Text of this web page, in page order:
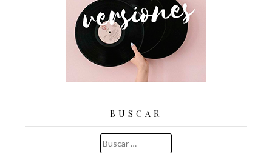
BUSCAR
Buscar: